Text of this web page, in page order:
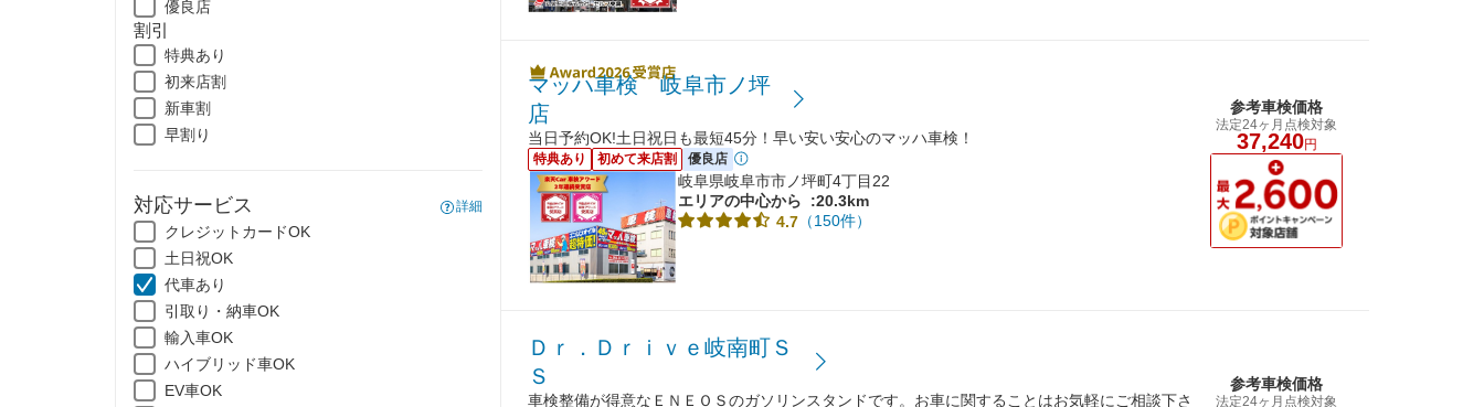
優良店
割引
特典あり
初来店割
新車割
早割り
対応サービス 詳細
クレジットカードOK
土日祝OK
代車あり
引取り・納車OK
輸入車OK
ハイブリッド車OK
EV車OK
マッハ車検 岐阜市ノ坪
店
当日予約OK!土日祝日も最短45分！早い安い安心のマッハ車検！
特典あり 初めて来店割 優良店
岐阜県岐阜市市ノ坪町4丁目22
エリアの中心から
:20.3km
4.7 （150件）
参考車検価格
法定24ヶ月点検対象
37,240円
Ｄｒ．Ｄｒｉｖｅ岐南町Ｓ
Ｓ
車検整備が得意なＥＮＥＯＳのガソリンスタンドです。お車に関することはお気軽にご相談下さ
参考車検価格
法定24ヶ月点検対象